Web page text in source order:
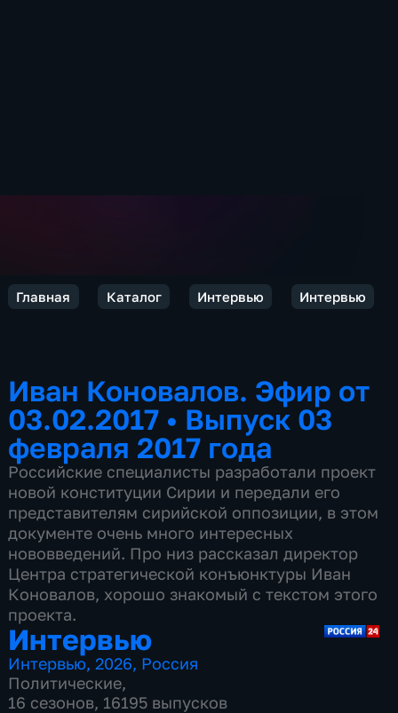
Главная Каталог Интервью Интервью
Иван Коновалов. Эфир от
03.02.2017 • Выпуск 03
февраля 2017 года
Российские специалисты разработали проект
новой конституции Сирии и передали его
представителям сирийской оппозиции, в этом
документе очень много интересных
нововведений. Про низ рассказал директор
Центра стратегической конъюнктуры Иван
Коновалов, хорошо знакомый с текстом этого
проекта.
Интервью
Интервью,2026, Россия
Политические,
16 сезонов, 16195 выпусков